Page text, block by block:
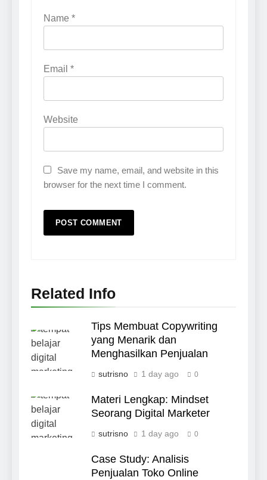
Name *
Email *
Website
Save my name, email, and website in this
browser for the next time I comment.
Related Info
Tips Membuat Copywriting
yang Menarik dan
Menghasilkan Penjualan
sutrisno 1 day ago 0
Materi Lengkap: Mindset
Seorang Digital Marketer
sutrisno 1 day ago 0
Case Study: Analisis
Penjualan Toko Online